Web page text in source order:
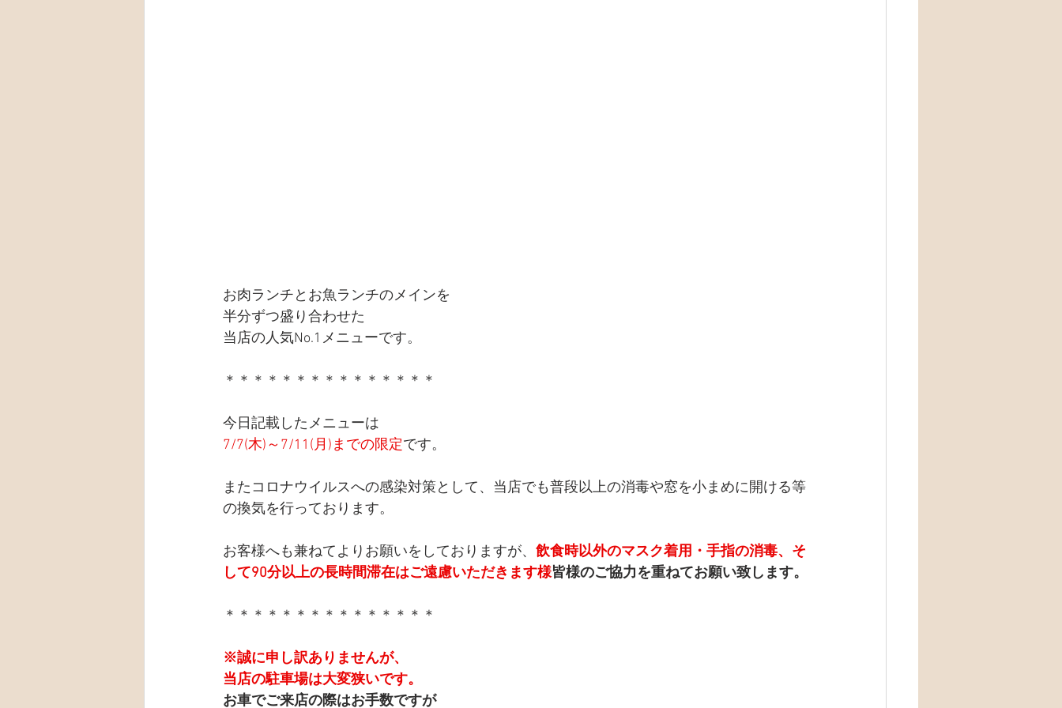
お肉ランチとお魚ランチのメインを
半分ずつ盛り合わせた
当店の人気No.1メニューです。
＊＊＊＊＊＊＊＊＊＊＊＊＊＊＊
今日記載したメニューは
7/7(木)～7/11(月)までの限定です。
またコロナウイルスへの感染対策として、当店でも普段以上の消毒や窓を小まめに開ける等
の換気を行っております。
お客様へも兼ねてよりお願いをしておりますが、 飲食時以外のマスク着用・手指の消毒、そ
して90分以上の長時間滞在はご遠慮いただきます様皆様のご協力を重ねてお願い致します。
＊＊＊＊＊＊＊＊＊＊＊＊＊＊＊
※誠に申し訳ありませんが、
当店の駐車場は大変狭いです。
お車でご来店の際はお手数ですが